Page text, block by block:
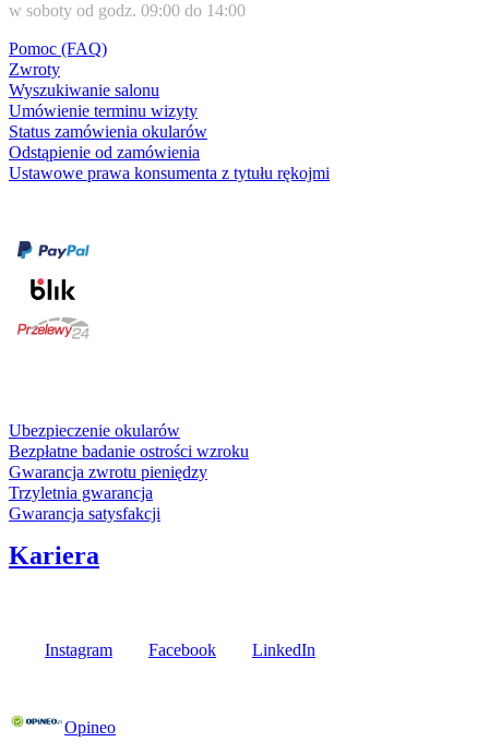
w soboty od godz. 09:00 do 14:00
Pomoc (FAQ)
Zwroty
Wyszukiwanie salonu
Umówienie terminu wizyty
Status zamówienia okularów
Odstąpienie od zamówienia
Ustawowe prawa konsumenta z tytułu rękojmi
Ubezpieczenie okularów
Bezpłatne badanie ostrości wzroku
Gwarancja zwrotu pieniędzy
Trzyletnia gwarancja
Gwarancja satysfakcji
Kariera
Instagram Facebook LinkedIn
Opineo